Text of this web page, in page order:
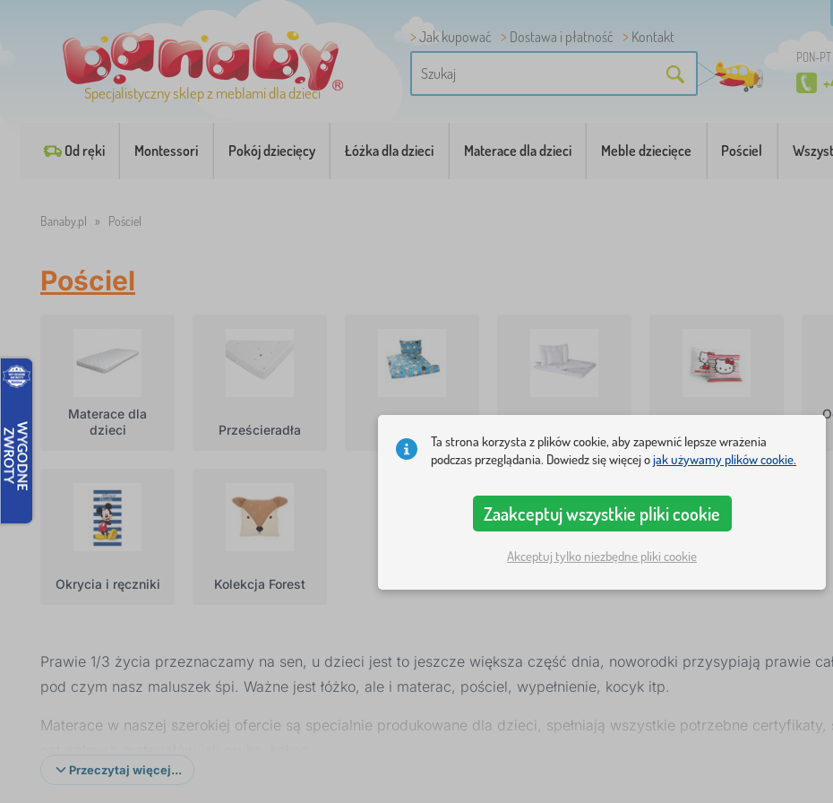
Specjalistyczny sklep z meblami dla dzieci
Jak kupować Dostawa i płatność Kontakt
PON-
Od ręki Montessori Pokój dziecięcy Łóżka dla dzieci Materace dla dzieci Meble dziecięce Pościel
Banaby.pl » Pościel
Pościel
Materace dla
dzieci
Prześcieradła
Okrycia i ręczniki Kolekcja Forest
Prawie 1/3 życia przeznaczamy na sen, u dzieci jest to jeszcze większa część dnia, noworodki przysypiają prawie
pod czym nasz maluszek śpi. Ważne jest łóżko, ale i materac, pościel, wypełnienie, kocyk itp.
Materace w naszej szerokiej ofercie są specialnie produkowane dla dzieci, spełniają wszystkie potrzebne
naturalnych materiałów jak gryka, kokos.
Dalej oferujemy szeroki wybór prześcieradeł, w bawełnie i frotte, jednokolorowych lub w barwne i licencjonowane
Przeczytaj więcej...
Ta strona korzysta z plików cookie, aby zapewnić lepsze wrażenia
podczas przeglądania. Dowiedz się więcej ojak używamy plików cookie.
Zaakceptuj wszystkie pliki cookie
Akceptuj tylko niezbędne pliki cookie